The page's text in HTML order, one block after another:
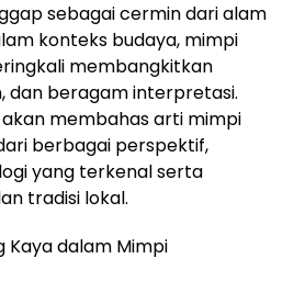
sebagai cermin dari alam
konteks budaya, mimpi
membangkitkan
dan beragam interpretasi.
membahas arti mimpi
berbagai perspektif,
yang terkenal serta
tradisi lokal.
Kaya dalam Mimpi